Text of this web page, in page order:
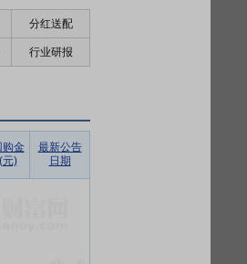
分红送配
行业研报
购金
元)
最新公告
日期